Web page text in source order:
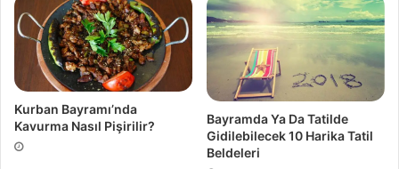
Kurban Bayramı’nda
Kavurma Nasıl Pişirilir?
Bayramda Ya Da Tatilde
Gidilebilecek 10 Harika Tatil
Beldeleri